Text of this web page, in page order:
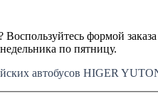
Воспользуйтесь формой
по пятницу.
автобусов HIGER